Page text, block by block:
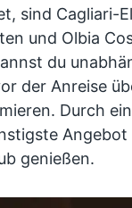
sind Cagliari-
und Olbia
du
der Anreise
Durch
genießen.